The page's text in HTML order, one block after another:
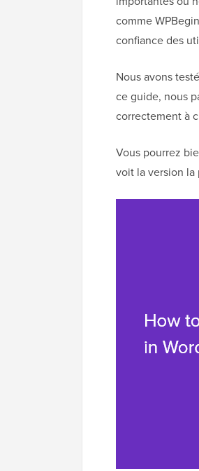
comme
confiance des
Nous avons
ce guide, nous
correctement à
Vous pourrez
voit la version la